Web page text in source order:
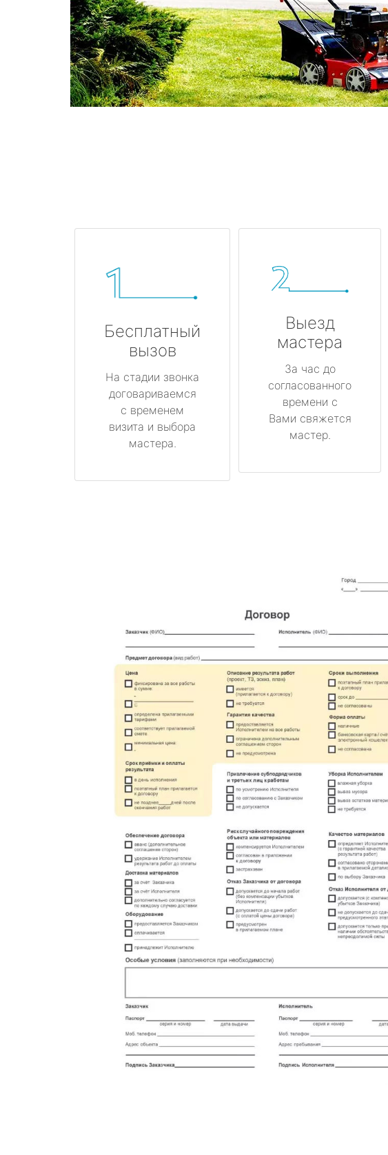
Бесплатный
вызов
На стадии звонка
договариваемся
с временем
визита и выбора
мастера.
Выезд
мастера
За час до
согласованного
времени с
Вами свяжется
мастер.